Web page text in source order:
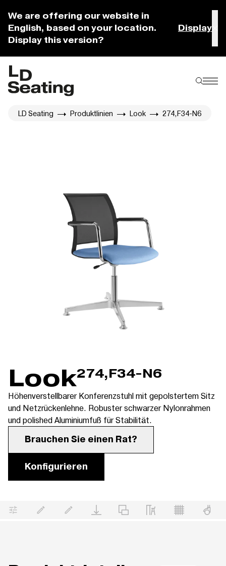
We are offering our website in
English, based on your location.
Display this version?
Display
LD Seating Produktlinien Look 274,F34-N6
Look274,F34-N6
Höhenverstellbarer Konferenzstuhl mit gepolstertem Sitz
und Netzrückenlehne. Robuster schwarzer Nylonrahmen
und polished Aluminiumfuß für Stabilität.
Brauchen Sie einen Rat?
Konfigurieren